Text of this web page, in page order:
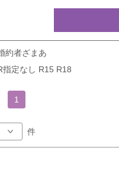
約者ざまあ
指定なし R15 R18
1
件